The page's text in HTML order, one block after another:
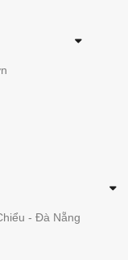
- Đà Nẵng